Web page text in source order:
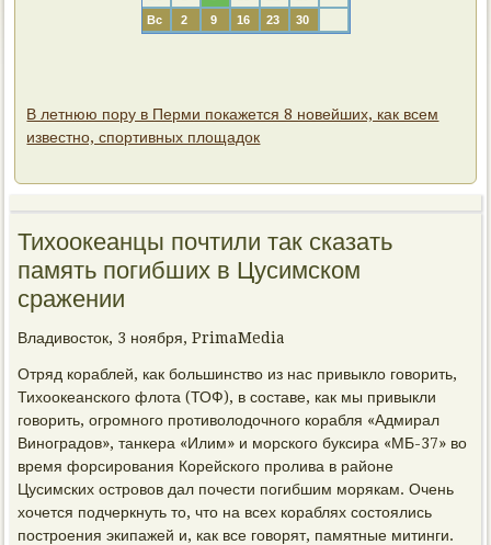
Вс
2 9 16 23 30
В летнюю пору в Перми покажется 8 новейших, как всем
известно, спортивных площадок
Тихоокеанцы почтили так сказать
память погибших в Цусимском
сражении
Владивосток, 3 ноября, PrimaMedia
Отряд кораблей, как большинство из нас привыкло говорить,
Тихоокеанского флота (ТОФ), в составе, как мы привыкли
говорить, огромного противолодочного корабля «Адмирал
Виноградов», танкера «Илим» и морского буксира «МБ-37» во
время форсирования Корейского пролива в районе
Цусимских островов дал почести погибшим морякам. Очень
хочется подчеркнуть то, что на всех кораблях состоялись
построения экипажей и, как все говорят, памятные митинги.